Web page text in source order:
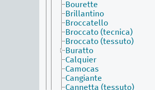
Bourette
Brillantino
Broccatello
Broccato (tecnica)
Broccato (tessuto)
Buratto
Calquier
Camocas
Cangiante
Cannetta (tessuto)